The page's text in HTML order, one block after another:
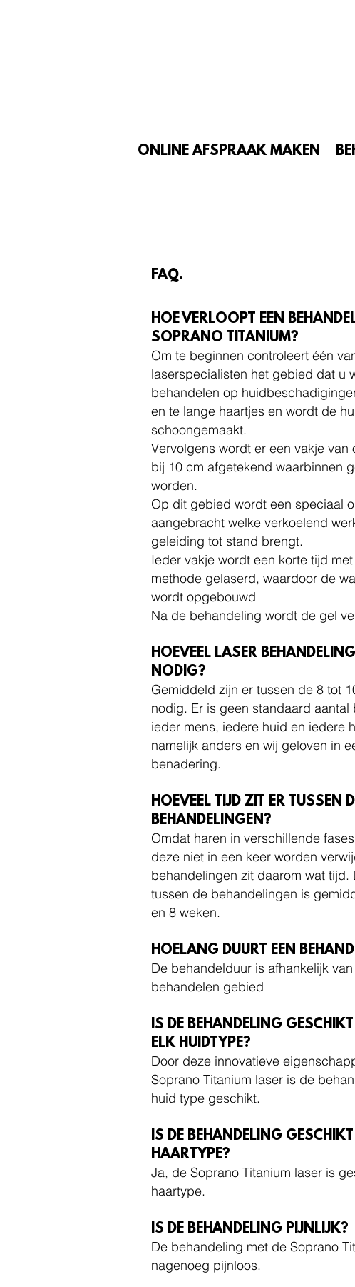
ONLINE AFSPRAAK MAKEN
HOE VERLOOPT EEN
SOPRANO TITANIUM?
Om te beginnen controleert één
laserspecialisten het gebied dat u
behandelen op
en te lange haartjes en wordt de
schoongemaakt.
Vervolgens wordt er een vakje van
bij 10 cm afgetekend waarbinnen
worden.
Op dit gebied wordt een speciaal
aangebracht welke verkoelend
geleiding tot stand brengt.
Ieder vakje wordt een korte tijd
methode gelaserd, waardoor de
wordt opgebouwd
Na de behandeling wordt de gel
HOEVEEL LASER
NODIG?
Gemiddeld zijn er tussen de 8 tot
nodig. Er is geen standaard aantal
ieder mens, iedere huid en iedere
namelijk anders en wij geloven in
benadering.
HOEVEEL TIJD ZIT ER TUSSEN
BEHANDELINGEN?
Omdat haren in verschillende
deze niet in een keer worden
behandelingen zit daarom wat tijd.
tussen de behandelingen is
en 8 weken.
HOELANG DUURT EEN
De behandelduur is afhankelijk
behandelen gebied
IS DE BEHANDELING
ELK HUIDTYPE?
Door deze innovatieve
Soprano Titanium laser is de
huid type geschikt.
IS DE BEHANDELING
HAARTYPE?
Ja, de Soprano Titanium laser is
haartype.
IS DE BEHANDELING PIJNLIJK?
De behandeling met de Soprano
nagenoeg pijnloos.
FAQ.